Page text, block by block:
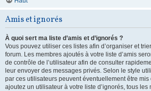
Amis et ignorés
À quoi sert ma liste d’amis et d’ignorés ?
Vous pouvez utiliser ces listes afin d’organiser et
forum. Les membres ajoutés à votre liste d’amis
de contrôle de l’utilisateur afin de consulter
leur envoyer des messages privés. Selon le style
par ces utilisateurs peuvent éventuellement être
ajoutez un utilisateur à votre liste d’ignorés, tous les